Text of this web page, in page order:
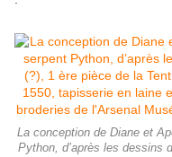
La conception de Diane et
Python, d’après les dessins